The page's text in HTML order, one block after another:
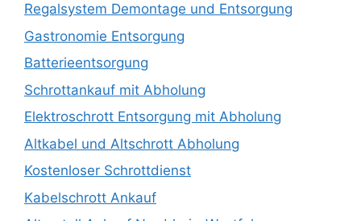
Regalsystem Demontage und Entsorgung
Gastronomie Entsorgung
Batterieentsorgung
Schrottankauf mit Abholung
Elektroschrott Entsorgung mit Abholung
Altkabel und Altschrott Abholung
Kostenloser Schrottdienst
Kabelschrott Ankauf